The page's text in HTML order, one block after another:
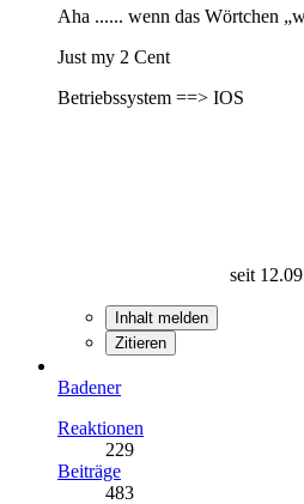
Aha ...... wenn das Wörtchen
Just my 2 Cent
Betriebssystem ==> IOS
seit
Inhalt melden
Zitieren
Badener
Reaktionen
229
Beiträge
483